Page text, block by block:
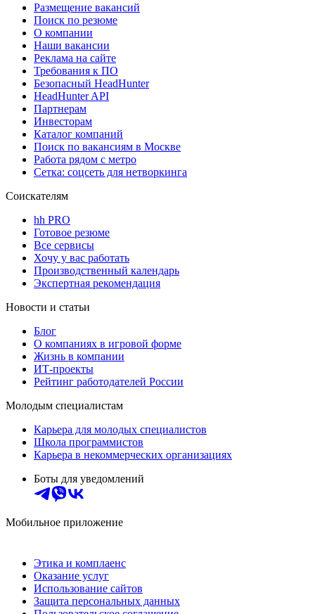
Размещение вакансий
Поиск по резюме
О компании
Наши вакансии
Реклама на сайте
Требования к ПО
Безопасный HeadHunter
HeadHunter API
Партнерам
Инвесторам
Каталог компаний
Поиск по вакансиям в Москве
Работа рядом с метро
Сетка: соцсеть для нетворкинга
Соискателям
hh PRO
Готовое резюме
Все сервисы
Хочу у вас работать
Производственный календарь
Экспертная рекомендация
Новости и статьи
Блог
О компаниях в игровой форме
Жизнь в компании
ИТ-проекты
Рейтинг работодателей России
Молодым специалистам
Карьера для молодых специалистов
Школа программистов
Карьера в некоммерческих организациях
Боты для уведомлений
Мобильное приложение
Этика и комплаенс
Оказание услуг
Использование сайтов
Защита персональных данных